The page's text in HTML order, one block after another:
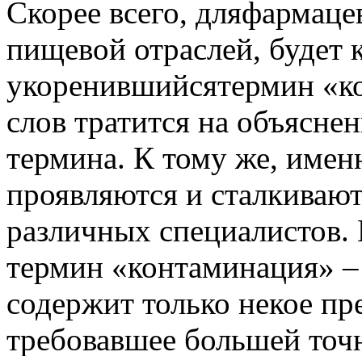
Скорее всего,
пищевой отраслей, будет
укоренившийсятермин
слов тратится на
термина. К тому же,
проявляются и
различных
термин «контаминация»
содержит только некое
требовавшее большей